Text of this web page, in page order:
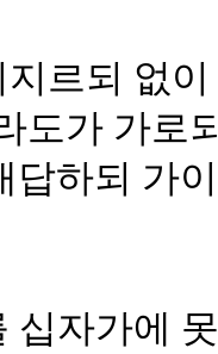
지르되 없
도가 가로
답하되 가
십자가에